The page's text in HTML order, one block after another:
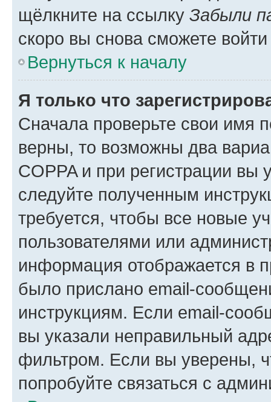
щёлкните на ссылку Забыли
скоро вы снова сможете
Вернуться к началу
Я только что
Сначала проверьте свои имя
верны, то возможны два
COPPA и при регистрации вы
следуйте полученным
требуется, чтобы все новые
пользователями или
информация отображается в
было прислано email-
инструкциям. Если email-
вы указали неправильный
фильтром. Если вы уверены,
попробуйте связаться с